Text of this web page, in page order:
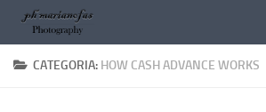
Salta al contenuto
CATEGORIA: HOW CASH ADVANCE WORKS